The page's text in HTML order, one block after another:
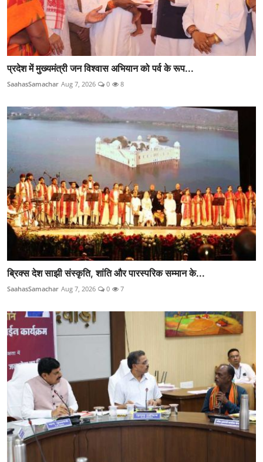
प्रदेश में मुख्यमंत्री जन विश्वास अभियान को पर्व के रूप...
SaahasSamachar Aug 7, 2026 0 8
ब्रिक्स देश साझी संस्कृति, शांति और पारस्परिक सम्मान के...
SaahasSamachar Aug 7, 2026 0 7